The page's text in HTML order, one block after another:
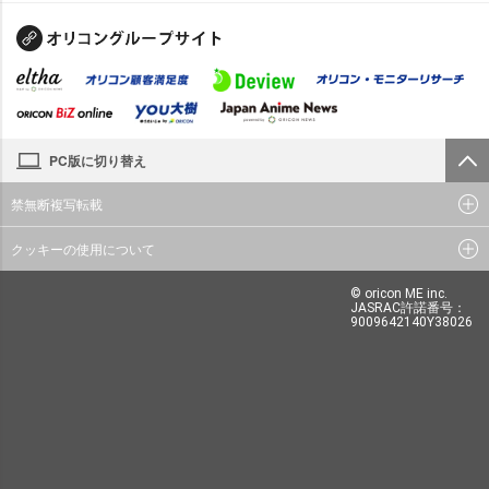
PC版に切り替え
禁無断複写転載
クッキーの使用について
© oricon ME inc.
JASRAC許諾番号：
9009642140Y38026